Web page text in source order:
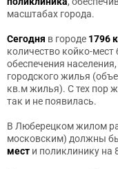
масштабах города.
Сегодня в городе 1796
количество койко-мест
обеспечения
городского жилья
кв.м жилья). С тех пор
так и не появилась.
В Люберецком жилом
московским) должны
мест и поликлинику на